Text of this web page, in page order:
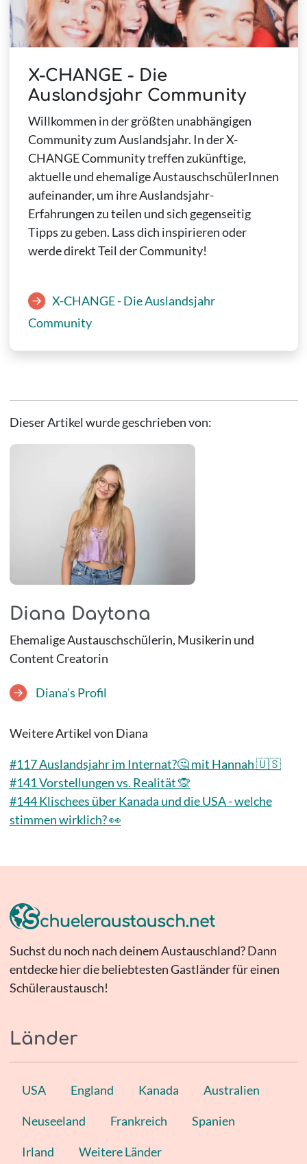
X-CHANGE - Die
Auslandsjahr Community
Willkommen in der größten unabhängigen
Community zum Auslandsjahr. In der X-
CHANGE Community treffen zukünftige,
aktuelle und ehemalige AustauschschülerInnen
aufeinander, um ihre Auslandsjahr-
Erfahrungen zu teilen und sich gegenseitig
Tipps zu geben. Lass dich inspirieren oder
werde direkt Teil der Community!
X-CHANGE - Die Auslandsjahr
Community
Dieser Artikel wurde geschrieben von:
Diana Daytona
Ehemalige Austauschschülerin, Musikerin und
Content Creatorin
Diana's Profil
Weitere Artikel von Diana
#117 Auslandsjahr im Internat?🤔 mit Hannah 🇺🇸
#141 Vorstellungen vs. Realität 🙊
#144 Klischees über Kanada und die USA - welche
stimmen wirklich? 👀
Suchst du noch nach deinem Austauschland? Dann
entdecke hier die beliebtesten Gastländer für einen
Schüleraustausch!
Länder
USA England Kanada Australien
Neuseeland Frankreich Spanien
Irland Weitere Länder